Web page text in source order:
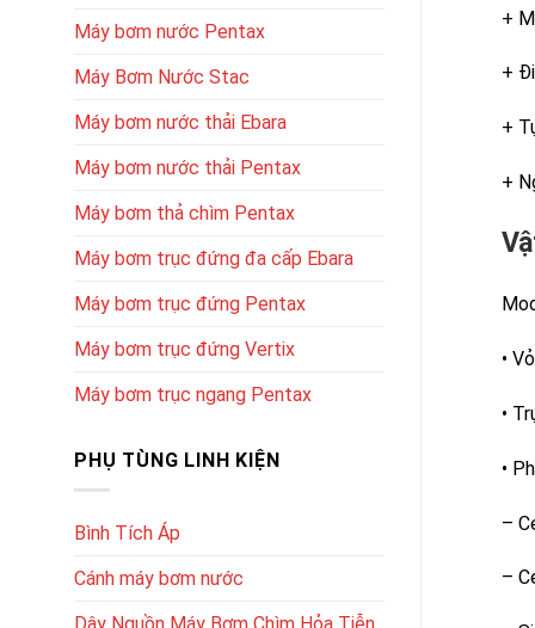
Máy bơm nước Pentax
Máy Bơm Nước Stac
Máy bơm nước thải Ebara
Máy bơm nước thải Pentax
Máy bơm thả chìm Pentax
Máy bơm trục đứng đa cấp Ebara
Máy bơm trục đứng Pentax
Máy bơm trục đứng Vertix
Máy bơm trục ngang Pentax
PHỤ TÙNG LINH KIỆN
Bình Tích Áp
Cánh máy bơm nước
Dây Nguồn Máy Bơm Chìm Hỏa Tiễn
+
+
+
+
•
•
•
–
–